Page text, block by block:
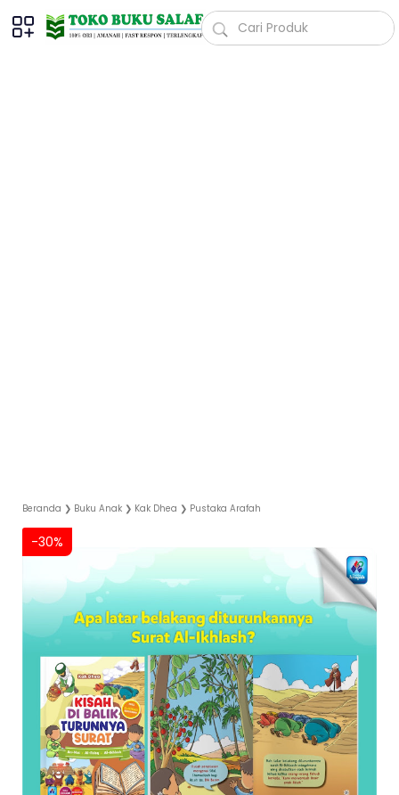
Beranda ❯ Buku Anak ❯ Kak Dhea ❯ Pustaka Arafah
-30%